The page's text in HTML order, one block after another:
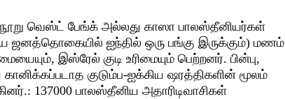
நூறு வெஸ்ட் பேங்க் அல்லது காஸா பாலஸ்தீனியர்கள்
ஜனத்தொகையில் ஐந்தில் ஒரு பங்கு இருக்கும்) மணம்
இஸ்ரேல் குடி உரிமையும் பெற்றனர். பின்பு,
குடும்ப-ஐக்கிய ஷரத்திகளின் மூலம்
137000 பாலஸ்தீனிய அதாரிடிவாசிகள்